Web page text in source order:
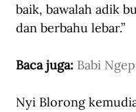
baik, bawalah adik
dan berbahu lebar.”
Baca juga: Babi
Nyi Blorong